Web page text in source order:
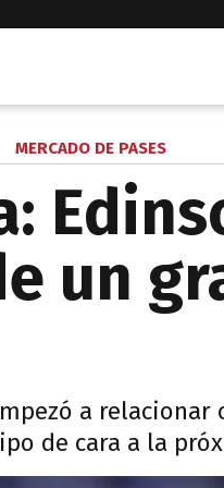
MERCADO DE PASES
un
a relacionar
de cara a la